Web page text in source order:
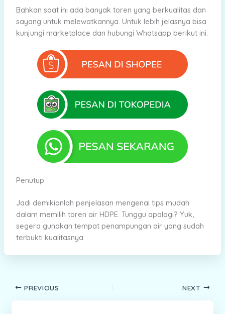
Bahkan saat ini ada banyak toren yang berkualitas dan
sayang untuk melewatkannya. Untuk lebih jelasnya bisa
kunjungi marketplace dan hubungi Whatsapp berikut ini.
Penutup
Jadi demikianlah penjelasan mengenai tips mudah
dalam memilih toren air HDPE. Tunggu apalagi? Yuk,
segera gunakan tempat penampungan air yang sudah
terbukti kualitasnya.
PREVIOUS NEXT